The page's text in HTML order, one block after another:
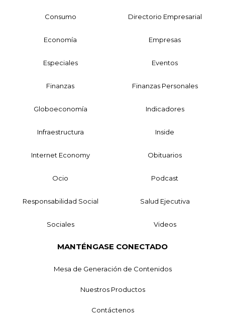
Consumo Directorio Empresarial
Economía Empresas
Especiales Eventos
Finanzas Finanzas Personales
Globoeconomía Indicadores
Infraestructura Inside
Internet Economy Obituarios
Ocio Podcast
Responsabilidad Social Salud Ejecutiva
Sociales Videos
MANTÉNGASE CONECTADO
Mesa de Generación de Contenidos
Nuestros Productos
Contáctenos